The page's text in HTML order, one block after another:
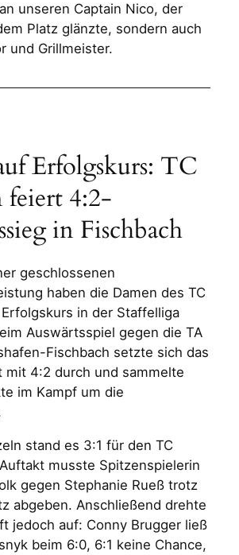
unseren Captain Nico, der
Platz glänzte, sondern auch
und Grillmeister.
Erfolgskurs: TC
4:2-
in Fischbach
geschlossenen
haben die Damen des TC
in der Staffelliga
Auswärtsspiel gegen die TA
Fischbach setzte sich das
mit 4:2 durch und sammelte
im Kampf um die
stand es 3:1 für den TC
musste Spitzenspielerin
gegen Stephanie Rueß trotz
abgeben. Anschließend drehte
jedoch auf: Conny Brugger ließ
beim 6:0, 6:1 keine Chance,